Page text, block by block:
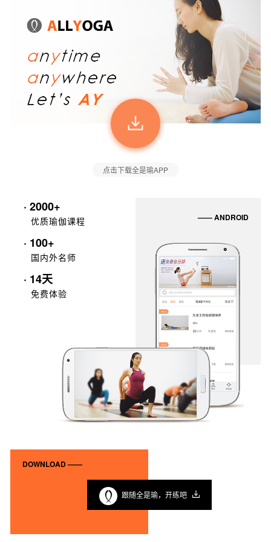
点击下载全是瑜APP
· 2000+
优质瑜伽课程
· 100+
国内外名师
· 14天
免费体验
—— ANDROID
DOWNLOAD ——
跟随全是瑜，开练吧